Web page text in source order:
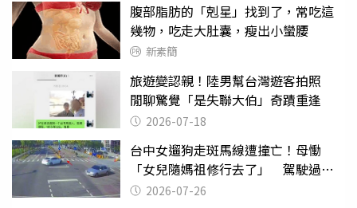
腹部脂肪的「剋星」找到了，常吃這
幾物，吃走大肚囊，瘦出小蠻腰
新素簡
旅遊變認親！陸男幫台灣遊客拍照
閒聊驚覺「是失聯大伯」奇蹟重逢
2026-07-18
台中女遛狗走斑馬線遭撞亡！母慟
「女兒隨媽祖修行去了」 駕駛過失
致死判9月
2026-07-26